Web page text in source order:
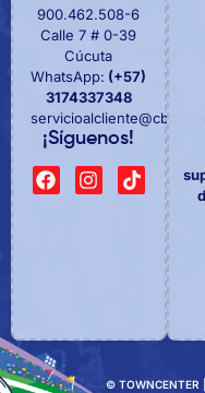
900.462.508-6
Calle 7 # 0-39
Cúcuta
WhatsApp: (+57)
3174337348
¡Síguenos!
©